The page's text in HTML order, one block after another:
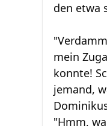
den etwa
mein
konnte!
jemand,
"Hmm,